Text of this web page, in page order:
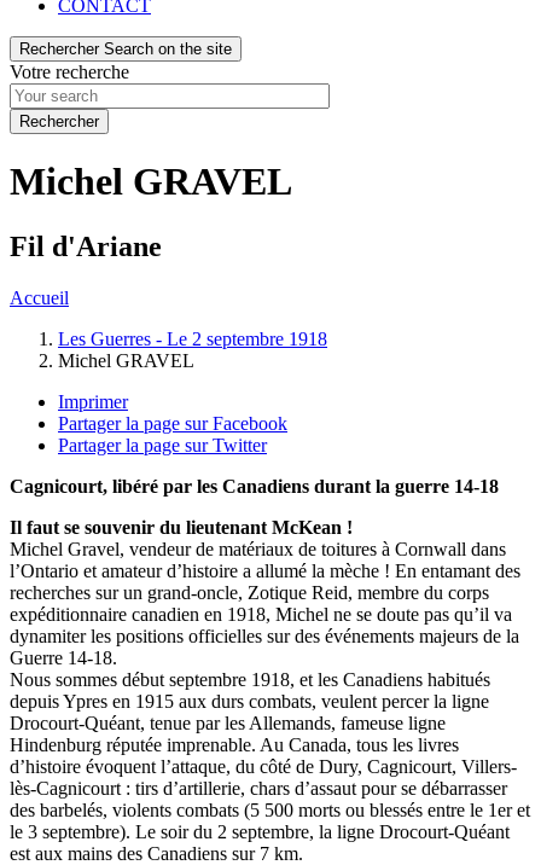
CONTACT
Rechercher Search on the site
Votre recherche
Michel GRAVEL
Fil d'Ariane
Accueil
Les Guerres - Le 2 septembre 1918
Michel GRAVEL
Imprimer
Partager la page sur Facebook
Partager la page sur Twitter
Cagnicourt, libéré par les Canadiens durant la guerre 14-18
Il faut se souvenir du lieutenant McKean !
Michel Gravel, vendeur de matériaux de toitures à Cornwall dans
l’Ontario et amateur d’histoire a allumé la mèche ! En entamant des
recherches sur un grand-oncle, Zotique Reid, membre du corps
expéditionnaire canadien en 1918, Michel ne se doute pas qu’il va
dynamiter les positions officielles sur des événements majeurs de la
Guerre 14-18.
Nous sommes début septembre 1918, et les Canadiens habitués
depuis Ypres en 1915 aux durs combats, veulent percer la ligne
Drocourt-Quéant, tenue par les Allemands, fameuse ligne
Hindenburg réputée imprenable. Au Canada, tous les livres
d’histoire évoquent l’attaque, du côté de Dury, Cagnicourt, Villers-
lès-Cagnicourt : tirs d’artillerie, chars d’assaut pour se débarrasser
des barbelés, violents combats (5 500 morts ou blessés entre le 1er et
le 3 septembre). Le soir du 2 septembre, la ligne Drocourt-Quéant
est aux mains des Canadiens sur 7 km.